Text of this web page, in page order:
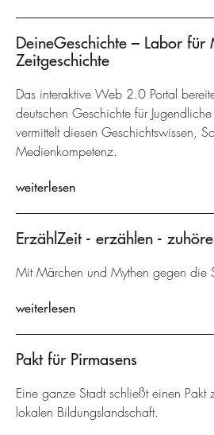
DeineGeschichte – Labor für
Zeitgeschichte
Das interaktive Web 2.0 Portal
deutschen Geschichte für
vermittelt diesen Geschichtswissen,
Medienkompetenz.
weiterlesen
ErzählZeit - erzählen -
Mit Märchen und Mythen gegen die
weiterlesen
Pakt für Pirmasens
Eine ganze Stadt schließt einen Pakt
lokalen Bildungslandschaft.